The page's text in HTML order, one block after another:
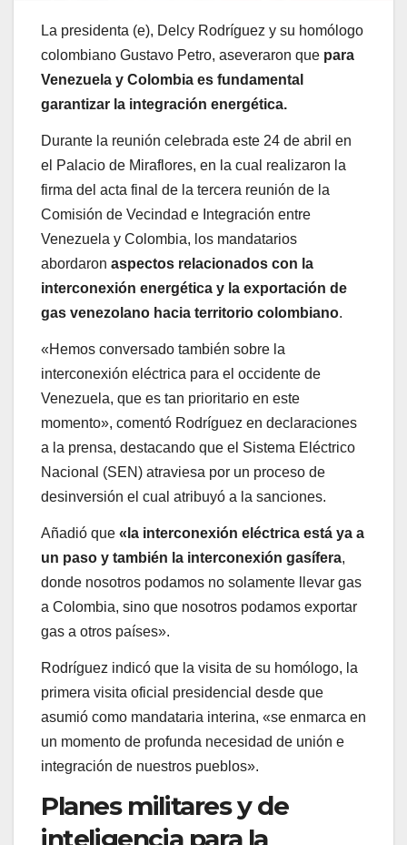
La presidenta (e), Delcy Rodríguez y su homólogo
colombiano Gustavo Petro, aseveraron que para
Venezuela y Colombia es fundamental
garantizar la integración energética.
Durante la reunión celebrada este 24 de abril en
el Palacio de Miraflores, en la cual realizaron la
firma del acta final de la tercera reunión de la
Comisión de Vecindad e Integración entre
Venezuela y Colombia, los mandatarios
abordaron aspectos relacionados con la
interconexión energética y la exportación de
gas venezolano hacia territorio colombiano.
«Hemos conversado también sobre la
interconexión eléctrica para el occidente de
Venezuela, que es tan prioritario en este
momento», comentó Rodríguez en declaraciones
a la prensa, destacando que el Sistema Eléctrico
Nacional (SEN) atraviesa por un proceso de
desinversión el cual atribuyó a la sanciones.
Añadió que «la interconexión eléctrica está ya a
un paso y también la interconexión gasífera,
donde nosotros podamos no solamente llevar gas
a Colombia, sino que nosotros podamos exportar
gas a otros países».
Rodríguez indicó que la visita de su homólogo, la
primera visita oficial presidencial desde que
asumió como mandataria interina, «se enmarca en
un momento de profunda necesidad de unión e
integración de nuestros pueblos».
Planes militares y de